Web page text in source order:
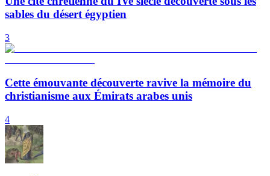
sables du désert égyptien
3
Cette émouvante découverte ravive la mémoire du
christianisme aux Émirats arabes unis
4